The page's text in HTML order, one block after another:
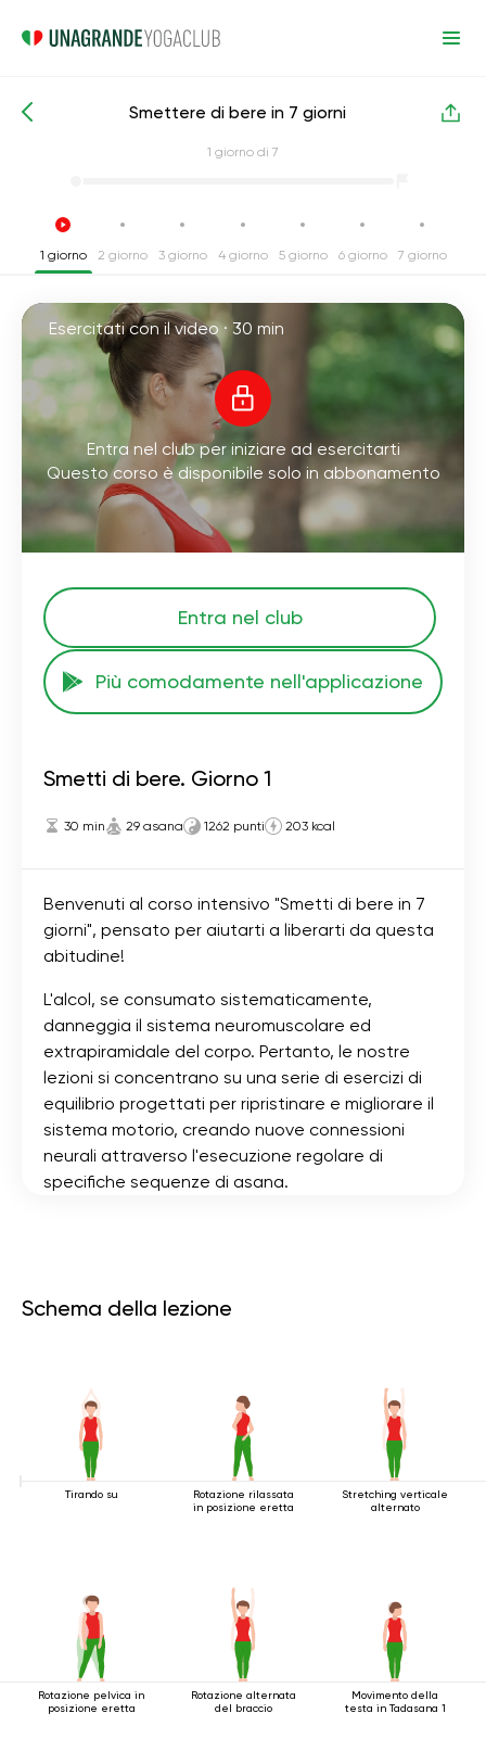
Corsi intensivi di yoga Abitudini
Smettere di bere in 7 giorni
1 giorno di 7
1 giorno 2 giorno 3 giorno 4 giorno 5 giorno 6 giorno 7 giorno
Esercitati con il video · 30 min
Entra nel club per iniziare ad esercitarti
Questo corso è disponibile solo in abbonamento
Entra nel club
Più comodamente nell'applicazione
Smetti di bere. Giorno 1
30 min 29 asana 1262 punti 203 kcal
Benvenuti al corso intensivo "Smetti di bere in 7
giorni", pensato per aiutarti a liberarti da questa
abitudine!
L'alcol, se consumato sistematicamente,
danneggia il sistema neuromuscolare ed
extrapiramidale del corpo. Pertanto, le nostre
lezioni si concentrano su una serie di esercizi di
equilibrio progettati per ripristinare e migliorare il
sistema motorio, creando nuove connessioni
neurali attraverso l'esecuzione regolare di
specifiche sequenze di asana.
Schema della lezione
Tirando su
Rotazione rilassata
in posizione eretta
Stretching verticale
alternato
Rotazione pelvica in
posizione eretta
Rotazione alternata
del braccio
Movimento della
testa in Tadasana 1